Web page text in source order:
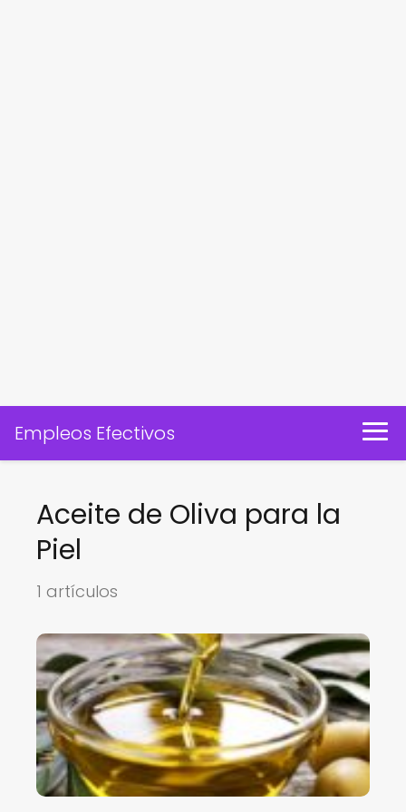
Empleos Efectivos
Aceite de Oliva para la
Piel
1 artículos